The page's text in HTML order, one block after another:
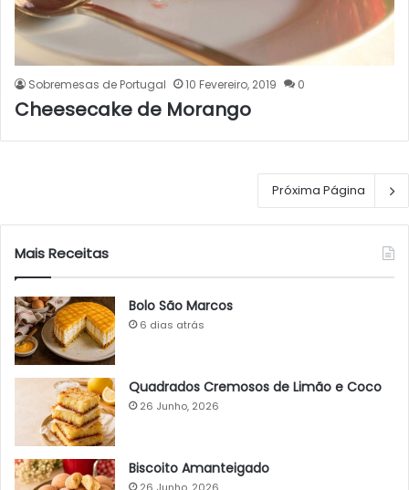
Sobremesas de Portugal 10 Fevereiro, 2019 0
Cheesecake de Morango
Próxima Página
Mais Receitas
Bolo São Marcos
6 dias atrás
Quadrados Cremosos de Limão e Coco
26 Junho, 2026
Biscoito Amanteigado
26 Junho, 2026